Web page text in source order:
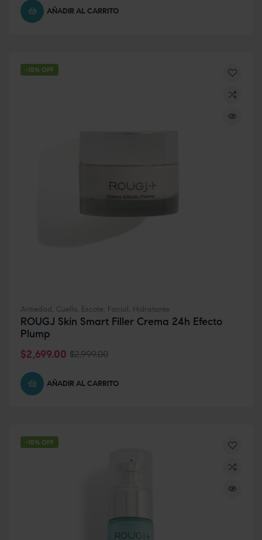
AÑADIR AL CARRITO
-10% OFF
Antiedad , Cuello, Escote, Facial , Hidratante
ROUGJ Skin Smart Filler Crema 24h Efecto
Plump
$2,999.00
$2,699.00
AÑADIR AL CARRITO
-10% OFF